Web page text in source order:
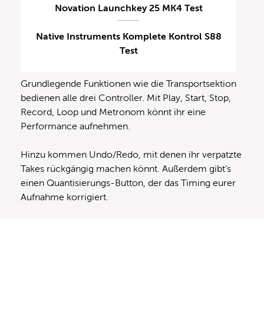
Novation Launchkey 25 MK4 Test
Native Instruments Komplete Kontrol S88
Test
Grundlegende Funktionen wie die Transportsektion
bedienen alle drei Controller. Mit Play, Start, Stop,
Record, Loop und Metronom könnt ihr eine
Performance aufnehmen.
Hinzu kommen Undo/Redo, mit denen ihr verpatzte
Takes rückgängig machen könnt. Außerdem gibt’s
einen Quantisierungs-Button, der das Timing eurer
Aufnahme korrigiert.